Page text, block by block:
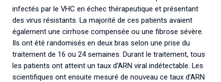
infectés par le VHC en échec thérapeutique et présentant
des virus résistants. La majorité de ces patients avaient
également une cirrhose compensée ou une fibrose sévère.
Ils ont été randomisés en deux bras selon une prise du
traitement de 16 ou 24 semaines. Durant le traitement, tous
les patients ont atteint un taux d’ARN viral indétectable. Les
scientifiques ont ensuite mesuré de nouveau ce taux d’ARN